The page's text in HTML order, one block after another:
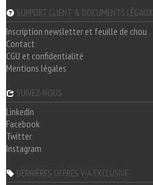
SUPPORT CLIENT & DOCUMENTS LÉGAUX
Inscription newsletter et feuille de chou
Contact
CGU et confidentialité
Mentions légales
SUIVEZ-NOUS
LinkedIn
Facebook
Twitter
Instagram
DERNIÈRES OFFRES V-A EXCLUSIVE